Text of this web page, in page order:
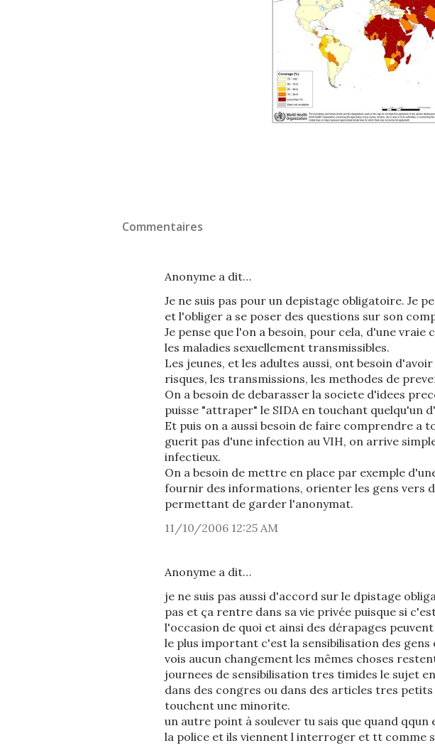
Commentaires
Anonyme a dit…
Je ne suis pas pour un depistage obligatoire. Je
et l'obliger a se poser des questions sur son
Je pense que l'on a besoin, pour cela, d'une
les maladies sexuellement transmissibles.
Les jeunes, et les adultes aussi, ont besoin
risques, les transmissions, les methodes de
On a besoin de debarasser la societe d'idees
puisse "attraper" le SIDA en touchant quelqu'un
Et puis on a aussi besoin de faire comprendre a
guerit pas d'une infection au VIH, on arrive
infectieux.
On a besoin de mettre en place par exemple
fournir des informations, orienter les gens vers
permettant de garder l'anonymat.
11/10/2006 12:25 AM
Anonyme a dit…
je ne suis pas aussi d'accord sur le dpistage
pas et ça rentre dans sa vie privée puisque si
l'occasion de quoi et ainsi des dérapages
le plus important c'est la sensibilisation des gens
vois aucun changement les mêmes choses
journees de sensibilisation tres timides le sujet
dans des congres ou dans des articles tres
touchent une minorite.
un autre point à soulever tu sais que quand
la police et ils viennent l interroger et tt comme